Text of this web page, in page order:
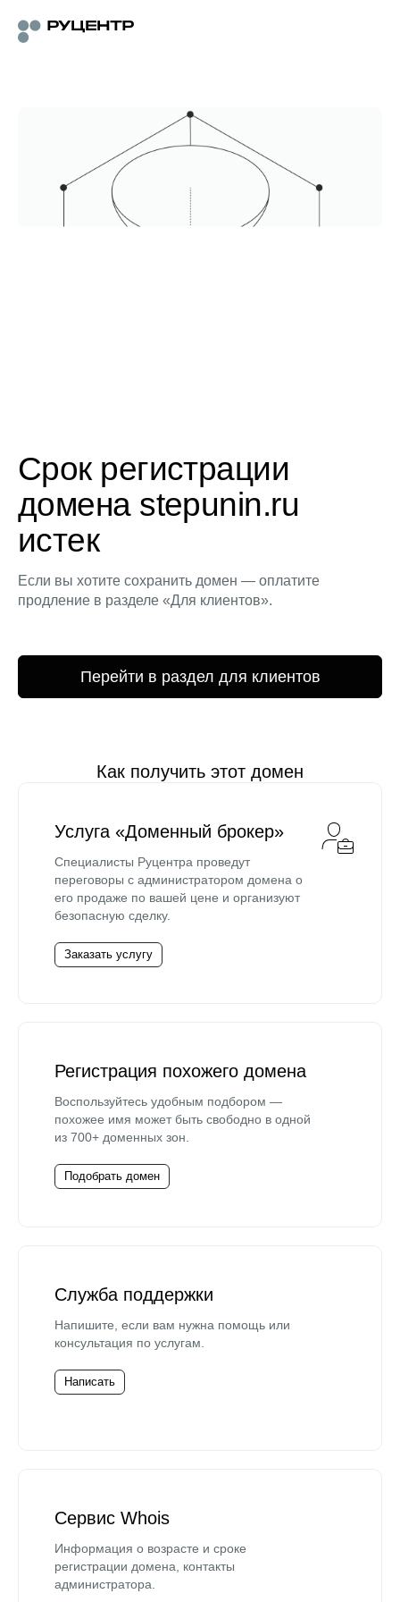
Срок регистрации
домена stepunin.ru
истек
Если вы хотите сохранить домен — оплатите
продление в разделе «Для клиентов».
Перейти в раздел для клиентов
Как получить этот домен
Услуга «Доменный брокер»
Специалисты Руцентра проведут
переговоры с администратором домена о
его продаже по вашей цене и организуют
безопасную сделку.
Заказать услугу
Регистрация похожего домена
Воспользуйтесь удобным подбором —
похожее имя может быть свободно в одной
из 700+ доменных зон.
Подобрать домен
Служба поддержки
Напишите, если вам нужна помощь или
консультация по услугам.
Написать
Сервис Whois
Информация о возрасте и сроке
регистрации домена, контакты
администратора.